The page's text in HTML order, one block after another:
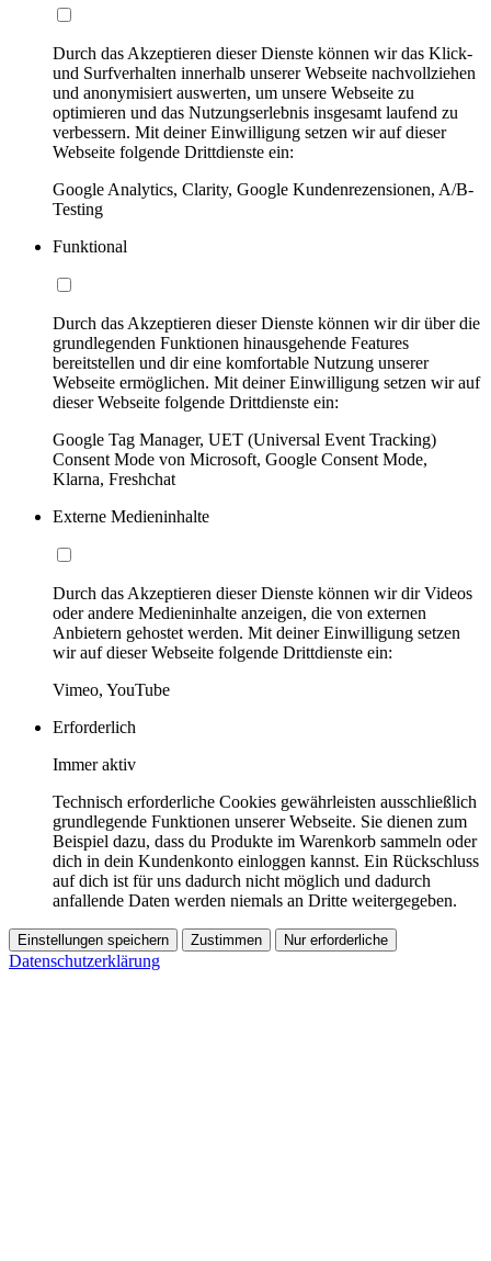
Durch das Akzeptieren dieser Dienste können wir das Klick-
und Surfverhalten innerhalb unserer Webseite nachvollziehen
und anonymisiert auswerten, um unsere Webseite zu
optimieren und das Nutzungserlebnis insgesamt laufend zu
verbessern. Mit deiner Einwilligung setzen wir auf dieser
Webseite folgende Drittdienste ein:
Google Analytics, Clarity, Google Kundenrezensionen, A/B-
Testing
Funktional
Durch das Akzeptieren dieser Dienste können wir dir über die
grundlegenden Funktionen hinausgehende Features
bereitstellen und dir eine komfortable Nutzung unserer
Webseite ermöglichen. Mit deiner Einwilligung setzen wir auf
dieser Webseite folgende Drittdienste ein:
Google Tag Manager, UET (Universal Event Tracking)
Consent Mode von Microsoft, Google Consent Mode,
Klarna, Freshchat
Externe Medieninhalte
Durch das Akzeptieren dieser Dienste können wir dir Videos
oder andere Medieninhalte anzeigen, die von externen
Anbietern gehostet werden. Mit deiner Einwilligung setzen
wir auf dieser Webseite folgende Drittdienste ein:
Vimeo, YouTube
Erforderlich
Immer aktiv
Technisch erforderliche Cookies gewährleisten ausschließlich
grundlegende Funktionen unserer Webseite. Sie dienen zum
Beispiel dazu, dass du Produkte im Warenkorb sammeln oder
dich in dein Kundenkonto einloggen kannst. Ein Rückschluss
auf dich ist für uns dadurch nicht möglich und dadurch
anfallende Daten werden niemals an Dritte weitergegeben.
Einstellungen speichern Zustimmen Nur erforderliche
Datenschutzerklärung